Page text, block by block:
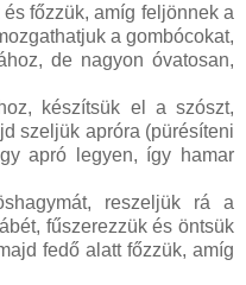
főzzük, amíg feljönnek a
a gombócokat,
de nagyon óvatosan,
készítsük el a szószt,
szeljük apróra (pürésíteni
apró legyen, így hamar
reszeljük rá a
fűszerezzük és öntsük
fedő alatt főzzük, amíg